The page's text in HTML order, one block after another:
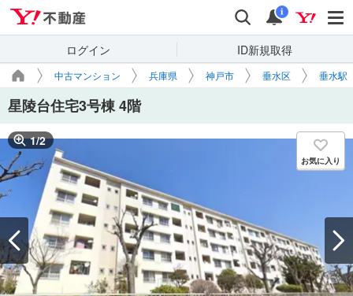
検索 通知
i
ログイン ID新規取得
中古マンション 兵庫県 神戸市 垂水区 垂水駅
星陵台住宅3号棟 4階
1/2
お気に入り